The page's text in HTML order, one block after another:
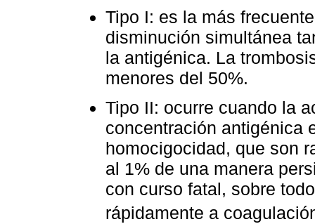
Tipo I: es la más
disminución simultánea
la antigénica. La
menores del 50%.
Tipo II: ocurre cuando la
concentración antigénica
homocigocidad, que son
al 1% de una manera
con curso fatal, sobre
rápidamente a